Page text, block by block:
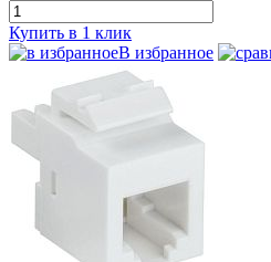
Купить в 1 клик
В избранное